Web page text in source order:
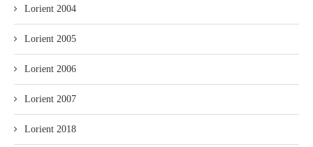
Lorient 2004
Lorient 2005
Lorient 2006
Lorient 2007
Lorient 2018